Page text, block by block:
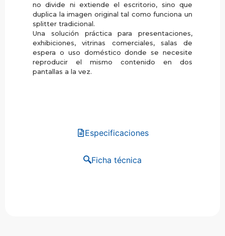
Especificaciones
Ficha técnica
no divide ni extiende el escritorio, sino que
duplica la imagen original tal como funciona un
splitter tradicional.
Una solución práctica para presentaciones,
exhibiciones, vitrinas comerciales, salas de
espera o uso doméstico donde se necesite
reproducir el mismo contenido en dos
pantallas a la vez.